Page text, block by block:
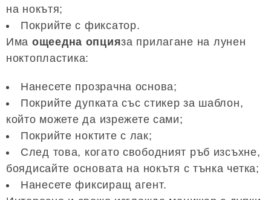
на нокътя;
Покрийте с фиксатор.
Има ощеедна опцияза прилагане на лунен
ноктопластика:
Нанесете прозрачна основа;
Покрийте дупката със стикер за шаблон,
който можете да изрежете сами;
Покрийте ноктите с лак;
След това, когато свободният ръб изсъхне,
боядисайте основата на нокътя с тънка четка;
Нанесете фиксиращ агент.